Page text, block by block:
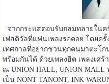
จากกระแสตอบรับถล่มทลายในค
เฟสติวัลที่แฟนเพลงรอคอย โดยครั้
เทศกาลที่อยากชวนทุกคนมาตะโก
พร้อมกันได้ ด้วยเพลงฮิต เพลงเศร้
ณ UNION HALL, UNION
เป็น NONT TANONT, INK